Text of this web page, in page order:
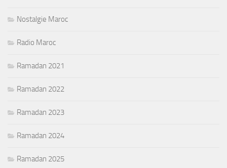
Nostalgie Maroc
Radio Maroc
Ramadan 2021
Ramadan 2022
Ramadan 2023
Ramadan 2024
Ramadan 2025